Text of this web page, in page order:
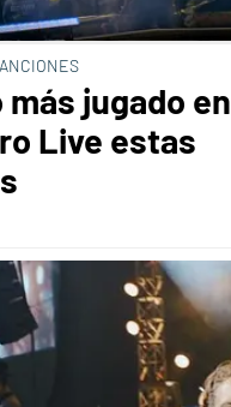
más jugado en
Live estas